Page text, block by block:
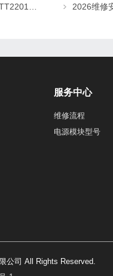
服务中心
维修流程
电源模块型号
公司 All Rights Reserved.